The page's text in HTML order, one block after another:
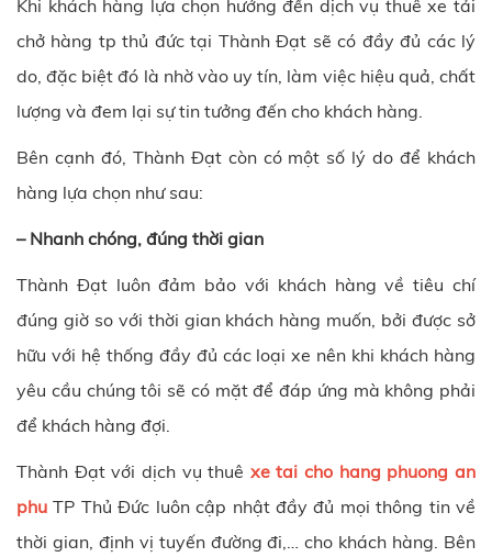
Khi khách hàng lựa chọn hướng đến dịch vụ thuê xe tải
chở hàng tp thủ đứctại Thành Đạt sẽ có đầy đủ các lý
do, đặc biệt đó là nhờ vào uy tín, làm việc hiệu quả, chất
lượng và đem lại sự tin tưởng đến cho khách hàng.
Bên cạnh đó, Thành Đạtcòn có một số lý do để khách
hàng lựa chọn như sau:
– Nhanh chóng, đúng thời gian
Thành Đạtluôn đảm bảo với khách hàng về tiêu chí
đúng giờ so với thời gian khách hàng muốn, bởi được sở
hữu với hệ thống đầy đủ các loại xe nên khi khách hàng
yêu cầu chúng tôi sẽ có mặt để đáp ứng mà không phải
để khách hàng đợi.
Thành Đạtvới dịch vụ thuê xe tai cho hang phuong an
phu TP Thủ Đức luôn cập nhật đầy đủ mọi thông tin về
thời gian, định vị tuyến đường đi,… cho khách hàng. Bên